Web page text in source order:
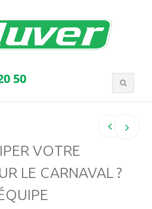
50
VOTRE
LE CARNAVAL ?